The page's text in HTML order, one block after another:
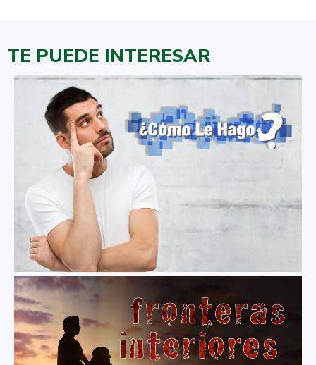
TE PUEDE INTERESAR